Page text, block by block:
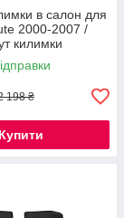
в салон для
2000-2007 /
килимки
198 ₴
Купити